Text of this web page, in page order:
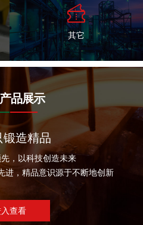

其它
产品展示
锻造精品
，以科技创造未来
进，精品意识源于不断地创新
查看